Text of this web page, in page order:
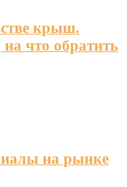
крыш.
что обратить
на рынке